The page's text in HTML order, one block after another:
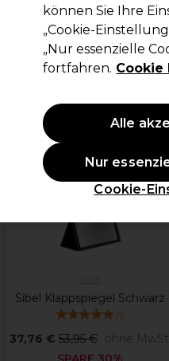
Filters
ANGEBOT
Sibel Klappspiegel Schwarz
(1)
37,76 € 53,95 €
ohne MwSt.
können Sie Ihre
„Cookie-
„Nur essenzielle
fortfahren. Cookie
Cookie-
Nur
Alle